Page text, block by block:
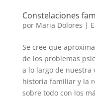
Constelaciones
por Maria Dolores |
Se cree que
de los problemas
a lo largo de nuestra
historia familiar y la
sobre todo con los